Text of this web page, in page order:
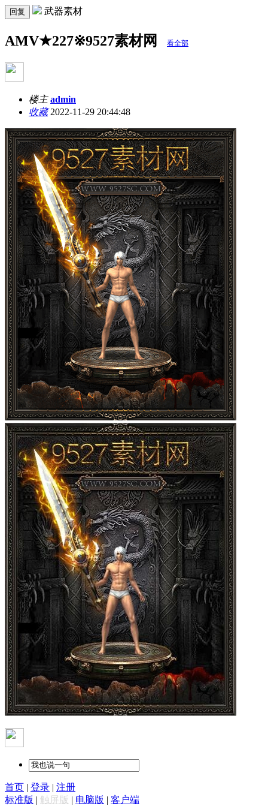
回复 武器素材
AMV★227※9527素材网 看全部
楼主 admin
收藏2022-11-29 20:44:48
首页 | 登录 | 注册
标准版 | 触屏版 | 电脑版 | 客户端